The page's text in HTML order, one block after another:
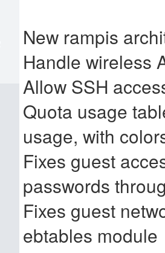
New rampis
Handle wireless
Allow SSH
Quota usage
usage, with
Fixes guest
passwords
Fixes guest
ebtables module